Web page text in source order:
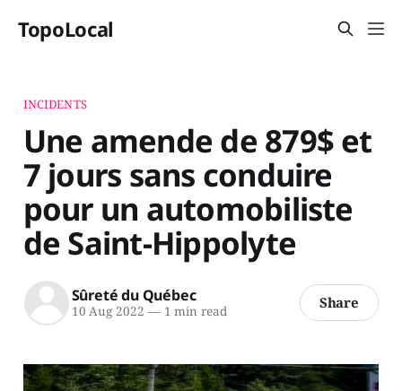
TopoLocal
INCIDENTS
Une amende de 879$ et
7 jours sans conduire
pour un automobiliste
de Saint-Hippolyte
Sûreté du Québec
10 Aug 2022 —1 min read Share